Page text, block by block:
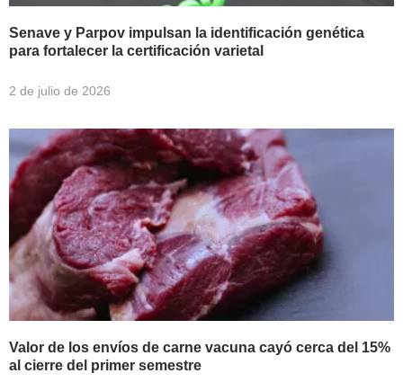
Senave y Parpov impulsan la identificación genética
para fortalecer la certificación varietal
2 de julio de 2026
Valor de los envíos de carne vacuna cayó cerca del 15%
al cierre del primer semestre